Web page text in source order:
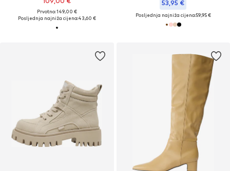
Prvotno: 149,00 €
Posljednja najniža cijena:43,60 €
53,95 €
Posljednja najniža cijena:59,95 €